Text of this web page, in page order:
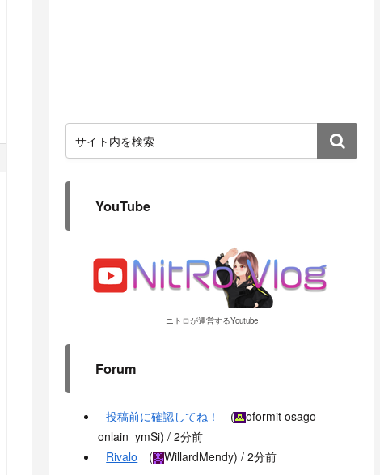
YouTube
ニトロが運営するYoutube
Forum
投稿前に確認してね！ (
oformit osago
onlain_ymSi) /2分前
Rivalo
( WillardMendy) /2分前